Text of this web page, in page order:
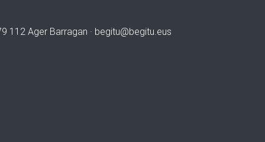
112 Ager Barragan · begitu@begitu.eus